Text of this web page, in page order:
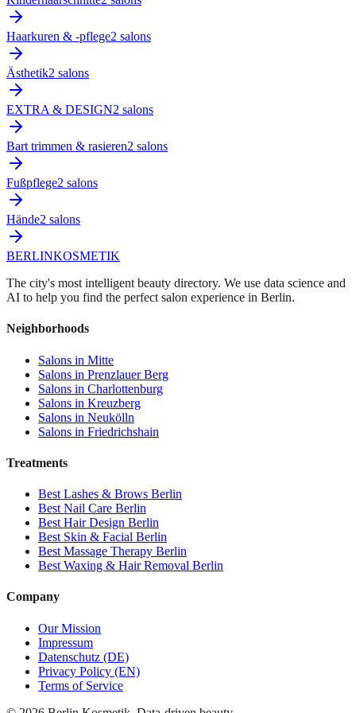
Haarkuren & -pflege2 salons
Ästhetik2 salons
EXTRA & DESIGN2 salons
Bart trimmen & rasieren2 salons
Fußpflege2 salons
Hände2 salons
BERLINKOSMETIK
The city's most intelligent beauty directory. We use data science and
AI to help you find the perfect salon experience in Berlin.
Neighborhoods
Salons in Mitte
Salons in Prenzlauer Berg
Salons in Charlottenburg
Salons in Kreuzberg
Salons in Neukölln
Salons in Friedrichshain
Treatments
Best Lashes & Brows Berlin
Best Nail Care Berlin
Best Hair Design Berlin
Best Skin & Facial Berlin
Best Massage Therapy Berlin
Best Waxing & Hair Removal Berlin
Company
Our Mission
Impressum
Datenschutz (DE)
Privacy Policy (EN)
Terms of Service